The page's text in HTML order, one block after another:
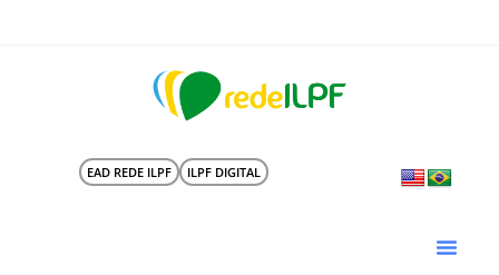
EAD REDE ILPF ILPF DIGITAL